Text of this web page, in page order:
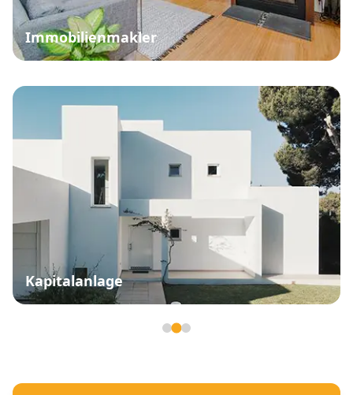
Immobilienmakler
Kapitalanlage